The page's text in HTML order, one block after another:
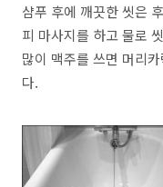
샴푸 후에 깨끗한 씻은
피 마사지를 하고 물로
많이 맥주를 쓰면 머리
다.